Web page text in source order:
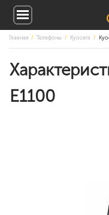
Главная Телефоны Kyocera
E1100